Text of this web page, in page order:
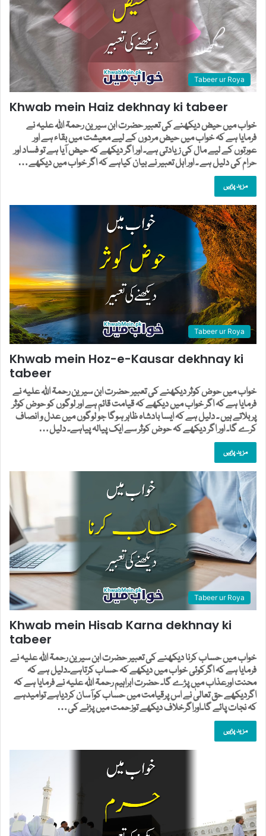
Tabeer ur Roya
Khwab mein Haiz dekhnay ki tabeer
خواب میں حیض دیکھنے کی تعبیر حضرت ابن سیرین رحمۃ اللہ علیہ نے
فرمایا ہے کہ خواب میں حیض مردوں کے لیے معیشت میں بقاء ہے اور
عورتوں کے لیے مال کی زیادتی ہے۔ اور اگر دیکھے کہ حیض آیا ہے تو فساد اور
حرام کی دلیل ہے ۔ اور اہل تعبیر نے بیان کیاہے کہ اگر خواب میں دیکھے…
مزید پڑہیں
Tabeer ur Roya
Khwab mein Hoz-e-Kausar dekhnay ki
tabeer
خواب میں حوض کوثر دیکھنے کی تعبیر حضرت ابن سیرین رحمۃ اللہ علیہ نے
فرمایا ہے کہ اگر خواب میں دیکھے کہ قیامت قائم ہے اور لوگوں کو حوض کوثر
پر بلاتے ہیں ۔ دلیل ہے کہ ایسا بادشاہ ظاہر ہوگا جو لوگوں میں عدل و انصاف
کرے گا۔ اور اگر دیکھے کہ حوض کوثر سے ایک پیالہ پیاہے۔ دلیل…
مزید پڑہیں
Tabeer ur Roya
Khwab mein Hisab Karna dekhnay ki
tabeer
خواب میں حساب کرنا دیکھنے کی تعبیر حضرت ابن سیرین رحمۃ اللہ علیہ نے
فرمایا ہے کہ اگرکوئی خواب میں دیکھے کہ حساب کرتاہے۔دلیل ہے کہ
محنت اورعذاب میں پڑے گا۔ حضرت ابراہیم رحمۃ اللہ علیہ نے فرمایا ہے کہ
اگردیکھے حق تعالیٰ نے اس پرقیامت میں حساب کوآسان کردیاہے توامیدہے
کہ نجات پائے گا۔اوراگرخلاف دیکھے توزحمت میں پڑنے کی…
مزید پڑہیں